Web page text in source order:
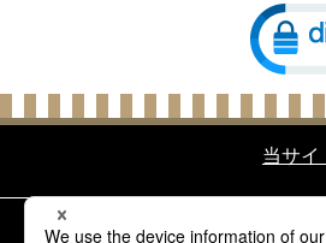
当サイ
酒類の販売に